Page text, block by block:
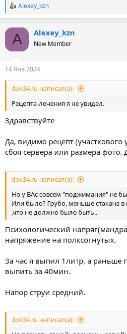
Р
е
и
Alexey_kzn
A Alexey_kzn
New Member
14 Янв 2024
dok34.ru написал(а):
Рецепта-лечения я не увидел.
Здравствуйте
Да, видимо рецепт (участкового
сбоя сервера или размера фото.
dok34.ru написал(а):
Но у ВАс совсем "поджимания" не
Или было? Грубо, меньше стакана
,что не должно было быть..
Психологический
напряжение на полксогнутых.
За час я выпил 1литр, а раньше
выпить за 40мин.
Напор струи средний.
dok34.ru написал(а):